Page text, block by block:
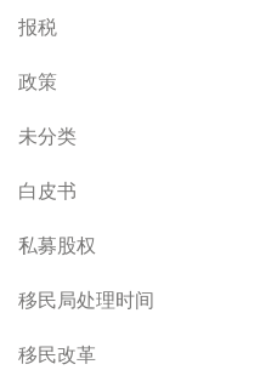
报税
政策
未分类
白皮书
私募股权
移民局处理时间
移民改革